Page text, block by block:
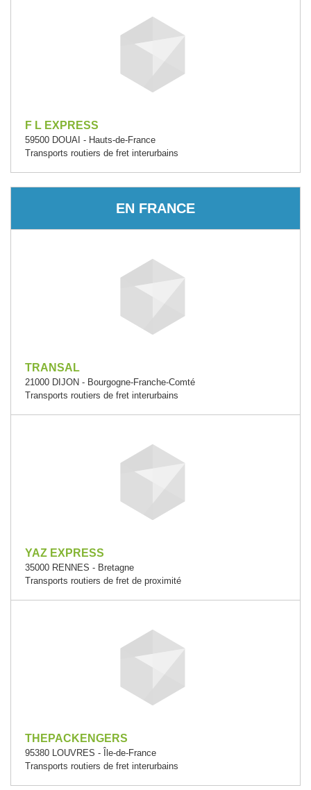
F L EXPRESS
59500 DOUAI - Hauts-de-France
Transports routiers de fret interurbains
EN FRANCE
TRANSAL
21000 DIJON - Bourgogne-Franche-Comté
Transports routiers de fret interurbains
YAZ EXPRESS
35000 RENNES - Bretagne
Transports routiers de fret de proximité
THEPACKENGERS
95380 LOUVRES - Île-de-France
Transports routiers de fret interurbains